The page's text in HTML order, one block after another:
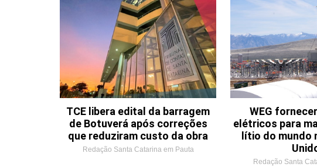
TCE libera edital da barragem
de Botuverá após correções
que reduziram custo da obra
Redação Santa Catarina em Pauta
WEG
elétricos para
lítio do mundo
Redação Santa